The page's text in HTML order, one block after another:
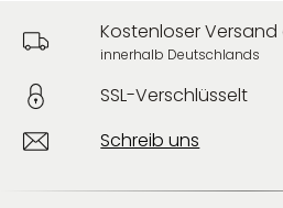
Kostenloser
innerhalb Deutschlands
SSL-Verschlüsselt
Schreib uns